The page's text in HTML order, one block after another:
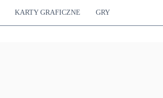
KARTY GRAFICZNE GRY